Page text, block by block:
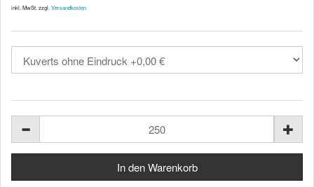
inkl. MwSt. zzgl. Versandkosten